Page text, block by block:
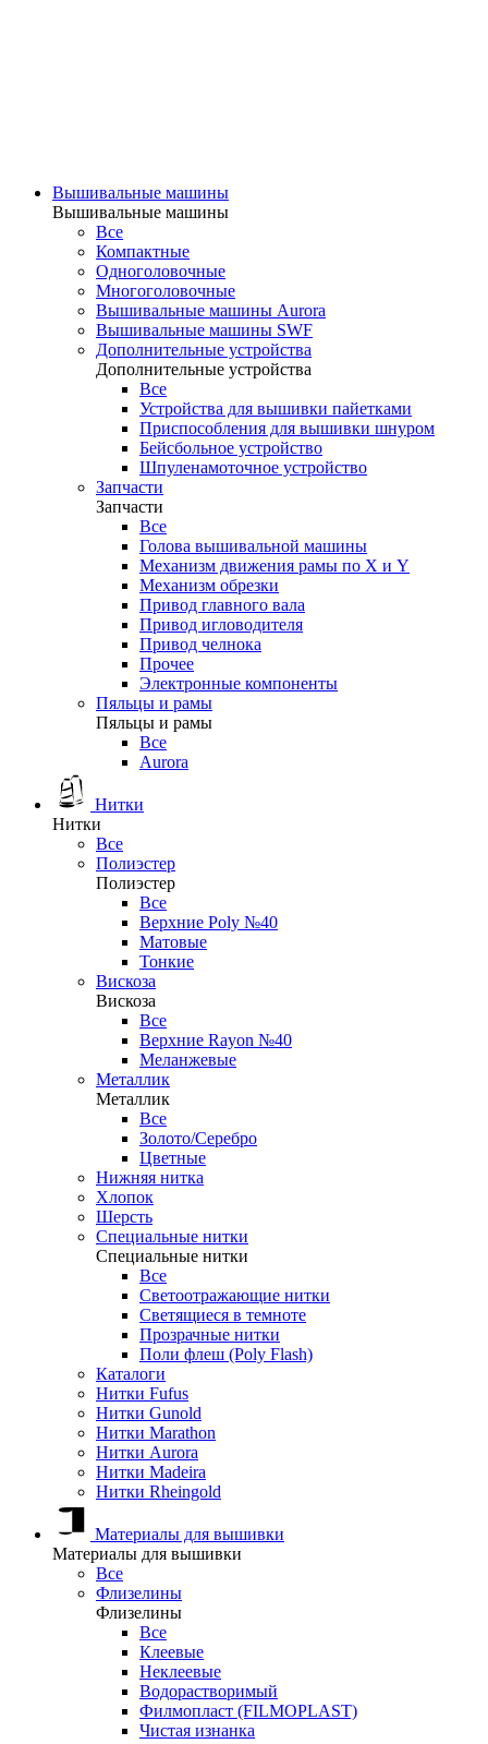
Вышивальные машины
Вышивальные машины
Все
Компактные
Одноголовочные
Многоголовочные
Вышивальные машины Aurora
Вышивальные машины SWF
Дополнительные устройства
Дополнительные устройства
Все
Устройства для вышивки пайетками
Приспособления для вышивки шнуром
Бейсбольное устройство
Шпуленамоточное устройство
Запчасти
Запчасти
Все
Голова вышивальной машины
Механизм движения рамы по X и Y
Механизм обрезки
Привод главного вала
Привод игловодителя
Привод челнока
Прочее
Электронные компоненты
Пяльцы и рамы
Пяльцы и рамы
Все
Aurora
Нитки
Нитки
Все
Полиэстер
Полиэстер
Все
Верхние Poly №40
Матовые
Тонкие
Вискоза
Вискоза
Все
Верхние Rayon №40
Меланжевые
Металлик
Металлик
Все
Золото/Серебро
Цветные
Нижняя нитка
Хлопок
Шерсть
Специальные нитки
Специальные нитки
Все
Светоотражающие нитки
Светящиеся в темноте
Прозрачные нитки
Поли флеш (Poly Flash)
Каталоги
Нитки Fufus
Нитки Gunold
Нитки Marathon
Нитки Aurora
Нитки Madeira
Нитки Rheingold
Материалы для вышивки
Материалы для вышивки
Все
Флизелины
Флизелины
Все
Клеевые
Неклеевые
Водорастворимый
Филмопласт (FILMOPLAST)
Чистая изнанка